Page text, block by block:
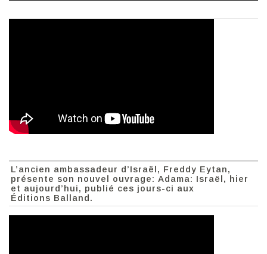
L’ancien ambassadeur d’Israël, Freddy Eytan,
présente son nouvel ouvrage: Adama: Israël, hier
et aujourd’hui, publié ces jours-ci aux
Éditions Balland.